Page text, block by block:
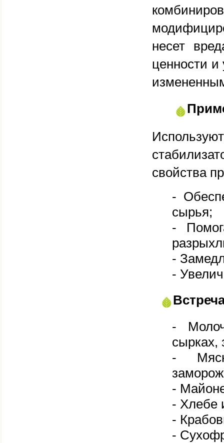
несет
ценности
свойства
-
сырья;
-
-
-
-
сырках,
-
-
- Хлебе
-
-